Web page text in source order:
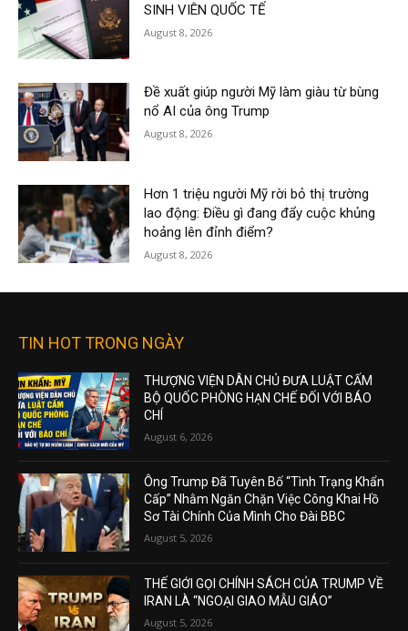
SINH VIÊN QUỐC TẾ
August 8, 2026
Đề xuất giúp người Mỹ làm giàu từ bùng
nổ AI của ông Trump
August 8, 2026
Hơn 1 triệu người Mỹ rời bỏ thị trường
lao động: Điều gì đang đẩy cuộc khủng
hoảng lên đỉnh điểm?
August 8, 2026
TIN HOT TRONG NGÀY
THƯỢNG VIỆN DÂN CHỦ ĐƯA LUẬT CẤM
BỘ QUỐC PHÒNG HẠN CHẾ ĐỐI VỚI BÁO
CHÍ
August 6, 2026
Ông Trump Đã Tuyên Bố “Tình Trạng Khẩn
Cấp” Nhằm Ngăn Chặn Việc Công Khai Hồ
Sơ Tài Chính Của Mình Cho Đài BBC
August 5, 2026
THẾ GIỚI GỌI CHÍNH SÁCH CỦA TRUMP VỀ
IRAN LÀ “NGOẠI GIAO MẪU GIÁO”
August 5, 2026